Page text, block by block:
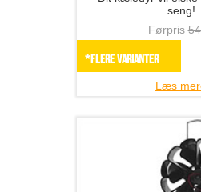
seng!
Førpris
*Flere varianter
Læs